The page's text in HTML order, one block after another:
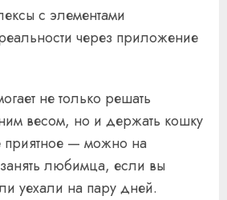
с элементами
через приложение
не только решать
весом, но и держать кошку
приятное — можно на
любимца, если вы
уехали на пару дней.